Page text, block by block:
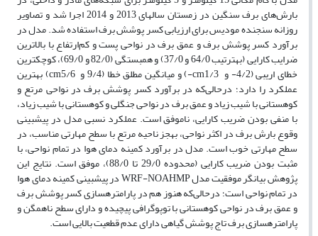
بارش‌های برف سنگین در زمستان سال­های 2013 و 2014 اجرا شد و تصاویر
روزانه سنجنده مودیس برای ارزیابی کسر پوشش برف استفاده شد. مدل در
برآورد کسر پوشش برف و عمق برف در نواحی پست و کم‌ارتفاع با بالاترین
ضرایب کارایی (به­ترتیب 64/0 و 37/0) و همبستگی (82/0 و 69/0)، کوچک­ترین
خطای اریبی (4/2- و cm1/3-) و میانگین مطلق خطا (9/4 و cm5/6) بهترین
عملکرد را دارد؛ درحالی‌که در برآورد کسر پوشش برف در نواحی مرتع و
کوهستانی با شیب زیاد و عمق برف در نواحی جنگلی و کوهستانی با شیب زیاد،
با منفی بودن ضریب کارایی، ناموفق است. عملکرد نسبی مدل در پیش­بینی
وقوع بارش برف در اکثر نواحی، به­جز ناحیه مرتع با سطح مهارتی مناسب، در
سطح مهارتی خوب است. مدل در برآورد کمینه دمای هوا در تمام نواحی، با
مثبت بودن ضریب کارایی (محدوده 29/0 تا 88/0)، موفق است. نتایج این
پژوهش بیانگر موفقیت مدل WRF-NOAHMP در پیش­بینی کمینه دمای هوا
در تمام نواحی است؛ درحالی‌که هنوز هم در پارامتره­سازی کسر پوشش برف
و عمق برف در نواحی کوهستانی با توپوگرافی پیچیده و دارای سطح ناهمگن و
پارامتره­سازی برف تاج ­پوشش گیاهی دارای عدم قطعیت بالایی است.